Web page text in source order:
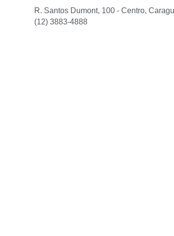
R. Santos Dumont, 100 - Centro,
(12) 3883-4888